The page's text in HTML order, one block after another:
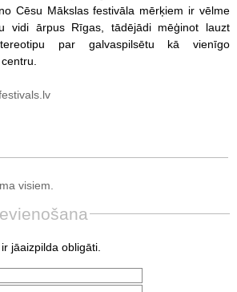
Cēsu Mākslas festivāla mērķiem ir vēlme
vidi ārpus Rīgas, tādējādi mēģinot lauzt
par galvaspilsētu kā vienīgo
visiem.
jāaizpilda obligāti.